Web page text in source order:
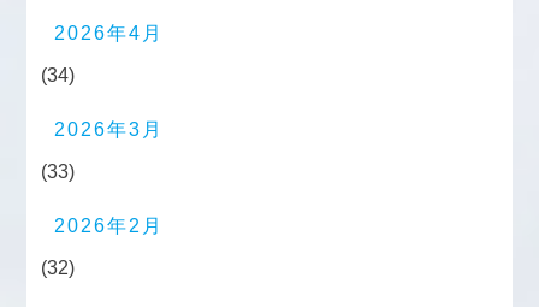
2026年4月
(34)
2026年3月
(33)
2026年2月
(32)